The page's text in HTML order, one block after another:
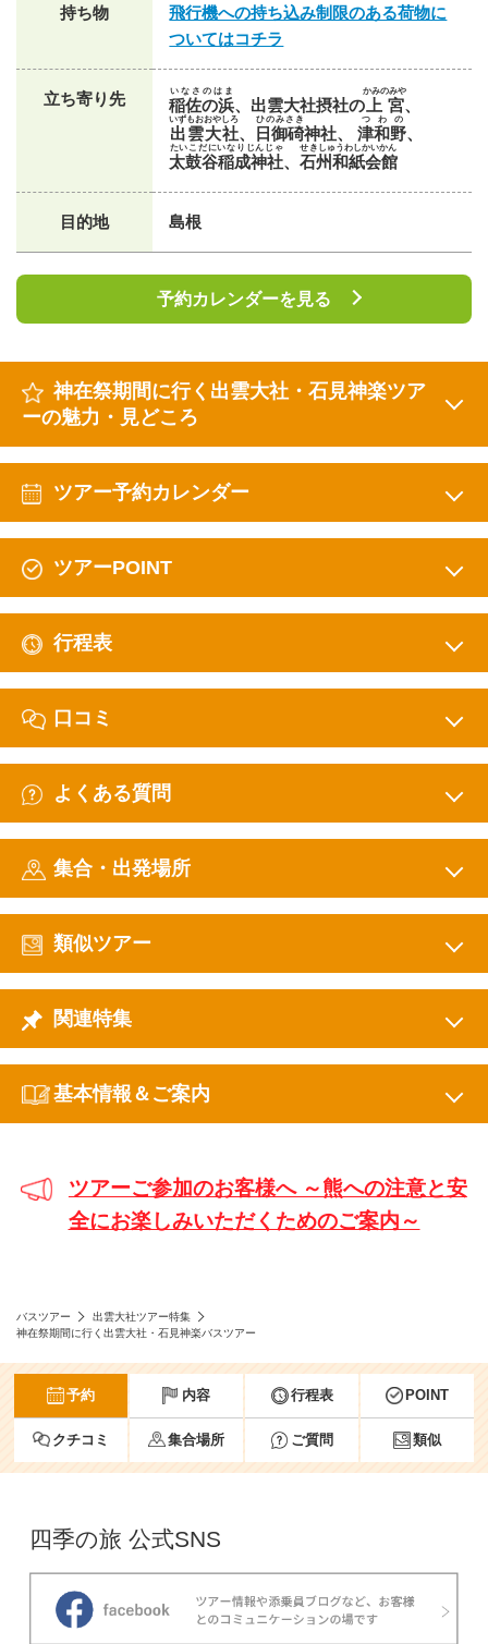
持ち物
飛行機への持ち込み制限のある荷物に
ついてはコチラ
立ち寄り先 稲佐の浜
いなさのはま
、出雲大社摂社の上宮
かみのみや
、
出雲大社
いずもおおやしろ
、 日御碕
ひのみさき
神社、津和野
つわの
、
太鼓谷稲成神社
たいこだにいなりじんじゃ
、石州和紙会館
せきしゅうわしかいかん
目的地 島根
予約カレンダーを見る
神在祭期間に行く出雲大社・石見神楽ツア
ーの魅力・見どころ
ツアー予約カレンダー
ツアーPOINT
行程表
口コミ
よくある質問
集合・出発場所
類似ツアー
関連特集
基本情報＆ご案内
ツアーご参加のお客様へ ～熊への注意と安
全にお楽しみいただくためのご案内～
バスツアー
出雲大社ツアー特集
神在祭期間に行く出雲大社・石見神楽バスツアー
予約 内容 行程表 POINT
クチコミ 集合場所 ご質問 類似
四季の旅 公式SNS